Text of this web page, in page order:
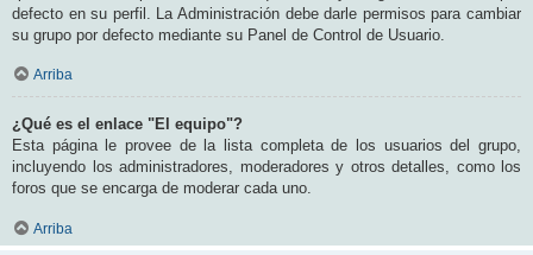
defecto en su perfil. La Administración debe darle permisos para cambiar
su grupo por defecto mediante su Panel de Control de Usuario.
Arriba
¿Qué es el enlace "El equipo"?
Esta página le provee de la lista completa de los usuarios del grupo,
incluyendo los administradores, moderadores y otros detalles, como los
foros que se encarga de moderar cada uno.
Arriba